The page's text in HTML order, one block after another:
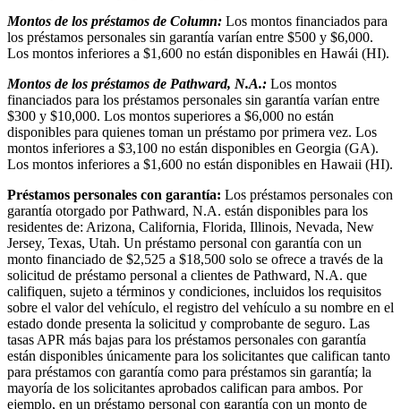
Montos de los préstamos de Column: Los montos financiados para
los préstamos personales sin garantía varían entre $500 y $6,000.
Los montos inferiores a $1,600 no están disponibles en Hawái (HI).
Montos de los préstamos de Pathward, N.A.: Los montos
financiados para los préstamos personales sin garantía varían entre
$300 y $10,000. Los montos superiores a $6,000 no están
disponibles para quienes toman un préstamo por primera vez. Los
montos inferiores a $3,100 no están disponibles en Georgia (GA).
Los montos inferiores a $1,600 no están disponibles en Hawaii (HI).
Préstamos personales con garantía: Los préstamos personales con
garantía otorgado por Pathward, N.A. están disponibles para los
residentes de: Arizona, California, Florida, Illinois, Nevada, New
Jersey, Texas, Utah. Un préstamo personal con garantía con un
monto financiado de $2,525 a $18,500 solo se ofrece a través de la
solicitud de préstamo personal a clientes de Pathward, N.A. que
califiquen, sujeto a términos y condiciones, incluidos los requisitos
sobre el valor del vehículo, el registro del vehículo a su nombre en el
estado donde presenta la solicitud y comprobante de seguro. Las
tasas APR más bajas para los préstamos personales con garantía
están disponibles únicamente para los solicitantes que califican tanto
para préstamos con garantía como para préstamos sin garantía; la
mayoría de los solicitantes aprobados califican para ambos. Por
ejemplo, en un préstamo personal con garantía con un monto de